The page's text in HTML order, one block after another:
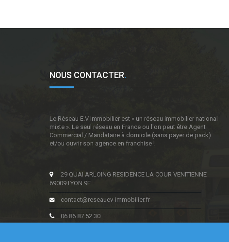
NOUS CONTACTER.
Le Réseau E.V Immobilier est « un réseau immobilier national
mixte ». Le seul réseau en France ou l'on peut être Agent
Commercial / Mandataire à domicile (sans payer de pack)
et/ou ouvrir son agence en franchise !
29 QUAI ARLOING RESIDENCE LA COUR VENITIENNE
69009 LYON 9E
contact@reseauev-immobilier.fr
06 86 87 52 30